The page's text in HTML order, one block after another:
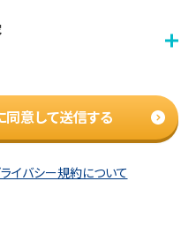
意して送信する
イバシー規約について